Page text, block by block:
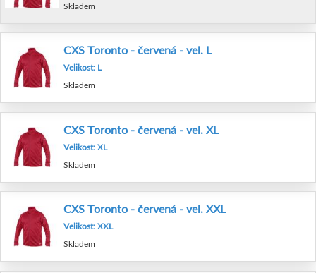
Skladem
CXS Toronto - červená - vel. L
Velikost: L
Skladem
CXS Toronto - červená - vel. XL
Velikost: XL
Skladem
CXS Toronto - červená - vel. XXL
Velikost: XXL
Skladem